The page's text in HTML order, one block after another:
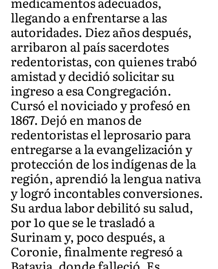
llegando a enfrentarse a las
autoridades. Diez años después,
arribaron al país sacerdotes
redentoristas, con quienes trabó
amistad y decidió solicitar su
ingreso a esa Congregación.
Cursó el noviciado y profesó en
1867. Dejó en manos de
redentoristas el leprosario para
entregarse a la evangelización y
protección de los indígenas de la
región, aprendió la lengua nativa
y logró incontables conversiones.
Su ardua labor debilitó su salud,
por 1o que se le trasladó a
Surinam y, poco después, a
Coronie, finalmente regresó a